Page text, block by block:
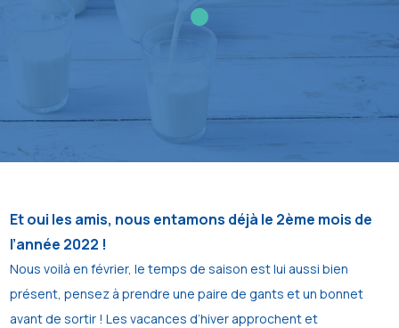
Et oui les amis, nous entamons déjà le 2ème mois de
l’année 2022 !
Nous voilà en février, le temps de saison est lui aussi bien
présent, pensez à prendre une paire de gants et un bonnet
avant de sortir ! Les vacances d’hiver approchent et